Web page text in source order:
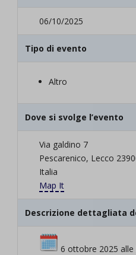
06/10/2025
Tipo di evento
Altro
Dove si svolge l’evento
Via galdino 7
Pescarenico, Lecco
Italia
Map It
Descrizione dettagliata
6 ottobre 2025 alle